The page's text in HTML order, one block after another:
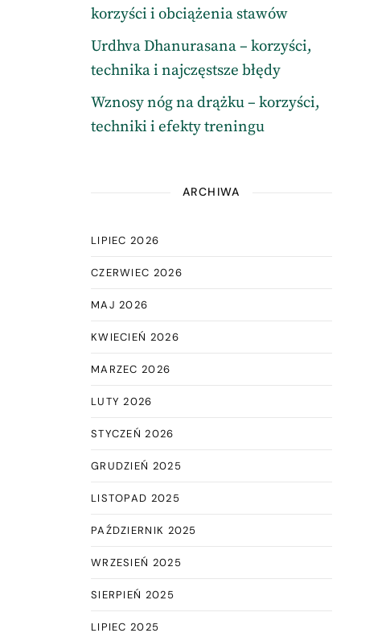
korzyści i obciążenia stawów
Urdhva Dhanurasana – korzyści,
technika i najczęstsze błędy
Wznosy nóg na drążku – korzyści,
techniki i efekty treningu
ARCHIWA
LIPIEC 2026
CZERWIEC 2026
MAJ 2026
KWIECIEŃ 2026
MARZEC 2026
LUTY 2026
STYCZEŃ 2026
GRUDZIEŃ 2025
LISTOPAD 2025
PAŹDZIERNIK 2025
WRZESIEŃ 2025
SIERPIEŃ 2025
LIPIEC 2025